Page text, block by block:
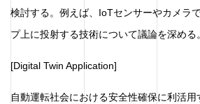
検討する。例えば、IoTセンサーやカメラ
プ上に投射する技術について議論を深める。
[Digital Twin Application]
自動運転社会における安全性確保に利活